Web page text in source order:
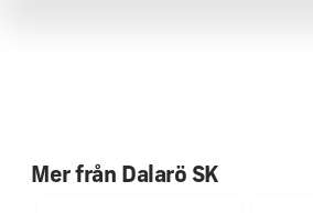
Mer från Dalarö SK